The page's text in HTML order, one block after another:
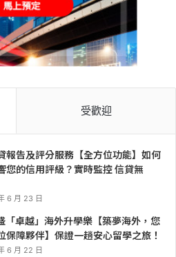
受歡迎
報告及評分服務【全方位功能】如何
您的信用評級？實時監控 信貸無
6 月 23 日
「卓越」海外升學樂【築夢海外，您
保障夥伴】保證一趟安心留學之旅！
6 月 22 日